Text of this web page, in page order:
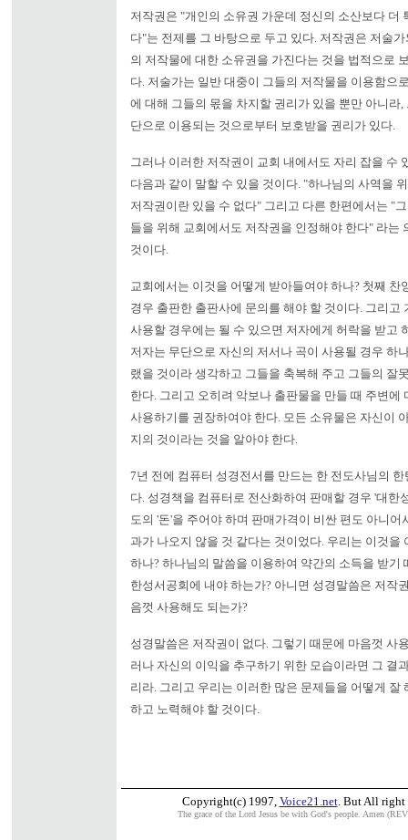
저작권은 "개인의 소유권 가운데 정신의 소산보다 더
다"는 전제를 그 바탕으로 두고 있다. 저작권은 저술
의 저작물에 대한 소유권을 가진다는 것을 법적으로
다. 저술가는 일반 대중이 그들의 저작물을 이용함으
에 대해 그들의 몫을 차지할 권리가 있을 뿐만 아니라,
단으로 이용되는 것으로부터 보호받을 권리가 있다.
그러나 이러한 저작권이 교회 내에서도 자리 잡을 수
다음과 같이 말할 수 있을 것이다. "하나님의 사역을
저작권이란 있을 수 없다" 그리고 다른 한편에서는 "
들을 위해 교회에서도 저작권을 인정해야 한다" 라는
것이다.
교회에서는 이것을 어떻게 받아들여야 하나? 첫째 찬
경우 출판한 출판사에 문의를 해야 할 것이다. 그리고
사용할 경우에는 될 수 있으면 저자에게 허락을 받고
저자는 무단으로 자신의 저서나 곡이 사용될 경우 하
랬을 것이라 생각하고 그들을 축복해 주고 그들의 잘
한다. 그리고 오히려 악보나 출판물을 만들 때 주변에
사용하기를 권장하여야 한다. 모든 소유물은 자신이
지의 것이라는 것을 알아야 한다.
7년 전에 컴퓨터 성경전서를 만드는 한 전도사님의
다. 성경책을 컴퓨터로 전산화하여 판매할 경우 '대한
도의 '돈'을 주어야 하며 판매가격이 비싼 편도 아니어
과가 나오지 않을 것 같다는 것이었다. 우리는 이것을
하나? 하나님의 말씀을 이용하여 약간의 소득을 받기
한성서공회에 내야 하는가? 아니면 성경말씀은 저작
음껏 사용해도 되는가?
성경말씀은 저작권이 없다. 그렇기 때문에 마음껏 사
러나 자신의 이익을 추구하기 위한 모습이라면 그 결
리라. 그리고 우리는 이러한 많은 문제들을 어떻게 잘
하고 노력해야 할 것이다.
Copyright(c) 1997, Voice21.net. But All right
The grace of the Lord Jesus be with God's people. Amen